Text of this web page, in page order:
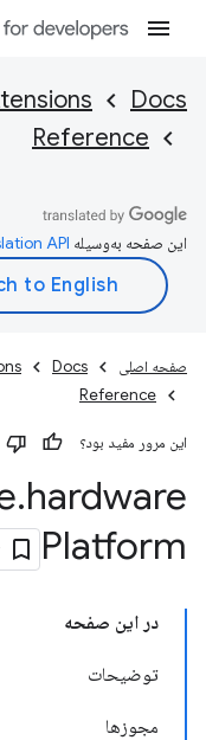
Docs
Reference
این صفحه به‌وسیله
صفحه اصلی Docs
Reference
این مرور مفید بود؟
.hardware
Platform
در این صفحه
توضیحات
مجوزها